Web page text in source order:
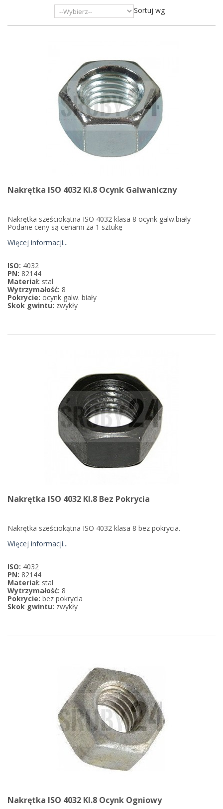
Sortuj wg
Nakrętka ISO 4032 Kl.8 Ocynk Galwaniczny
Nakrętka sześciokątna ISO 4032 klasa 8 ocynk galw.biały
Podane ceny są cenami za 1 sztukę
Więcej informacji...
ISO: 4032
PN: 82144
Materiał: stal
Wytrzymałość: 8
Pokrycie: ocynk galw. biały
Skok gwintu: zwykły
Nakrętka ISO 4032 Kl.8 Bez Pokrycia
Nakrętka sześciokątna ISO 4032 klasa 8 bez pokrycia.
Więcej informacji...
ISO: 4032
PN: 82144
Materiał: stal
Wytrzymałość: 8
Pokrycie: bez pokrycia
Skok gwintu: zwykły
Nakrętka ISO 4032 Kl.8 Ocynk Ogniowy